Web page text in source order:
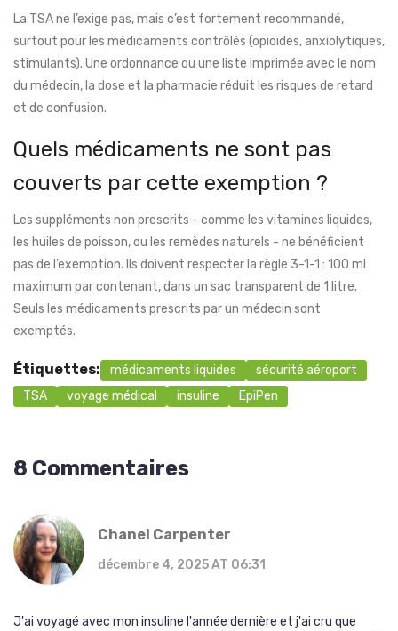
La TSA ne l’exige pas, mais c’est fortement recommandé,
surtout pour les médicaments contrôlés (opioïdes, anxiolytiques,
stimulants). Une ordonnance ou une liste imprimée avec le nom
du médecin, la dose et la pharmacie réduit les risques de retard
et de confusion.
Quels médicaments ne sont pas
couverts par cette exemption ?
Les suppléments non prescrits - comme les vitamines liquides,
les huiles de poisson, ou les remèdes naturels - ne bénéficient
pas de l’exemption. Ils doivent respecter la règle 3-1-1 : 100 ml
maximum par contenant, dans un sac transparent de 1 litre.
Seuls les médicaments prescrits par un médecin sont
exemptés.
Étiquettes: médicaments liquides
sécurité aéroport
TSA
voyage médical insuline EpiPen
8 Commentaires
Chanel Carpenter
décembre 4, 2025 AT 06:31
J'ai voyagé avec mon insuline l'année dernière et j'ai cru que